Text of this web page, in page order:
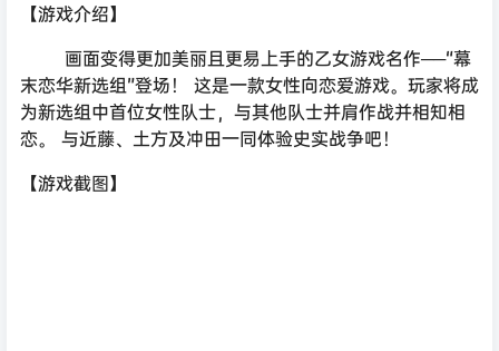
【游戏介绍】
画面变得更加美丽且更易上手的乙女游戏名作──“幕
末恋华新选组”登场！ 这是一款女性向恋爱游戏。玩家将成
为新选组中首位女性队士，与其他队士并肩作战并相知相
恋。 与近藤、土方及冲田一同体验史实战争吧！
【游戏截图】